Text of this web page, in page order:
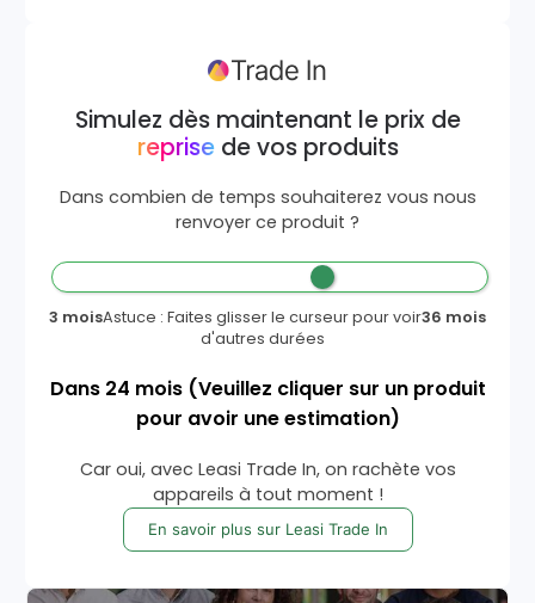
Simulez dès maintenant le prix de
reprisede vos produits
Dans combien de temps souhaiterez vous nous
renvoyer ce produit ?
3 moisAstuce : Faites glisser le curseur pour voir
d'autres durées
36 mois
Dans 24 mois (Veuillez cliquer sur un produit
pour avoir une estimation)
Car oui, avec Leasi Trade In, on rachète vos
appareils à tout moment !
En savoir plus sur Leasi Trade In